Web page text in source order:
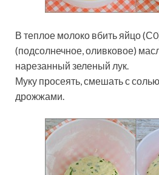
В теплое молоко вбить яйцо
(подсолнечное, оливковое)
нарезанный зеленый лук.
Муку просеять, смешать с
дрожжами.